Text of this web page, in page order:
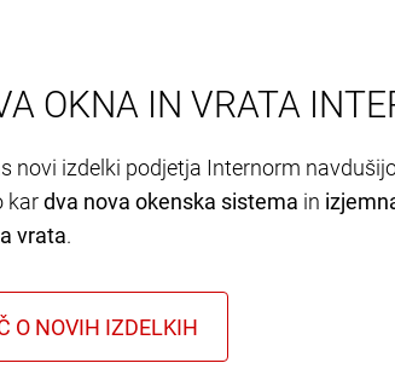
OKNA IN VRATA
novi izdelki podjetja Internorm
kardva nova okenska sistema in
vrata.